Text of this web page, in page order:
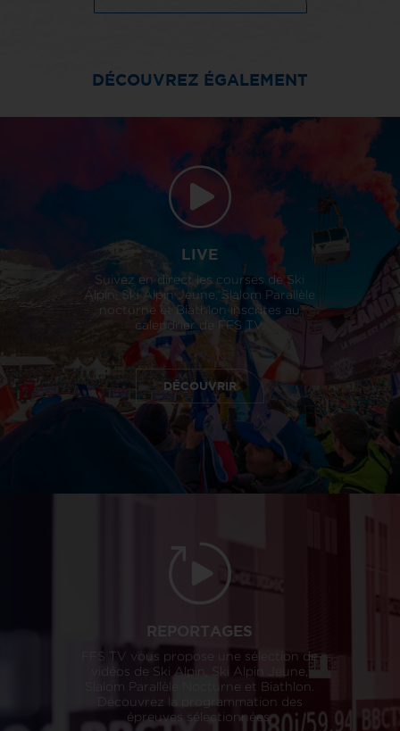
DÉCOUVREZ ÉGALEMENT
LIVE
Suivez en direct les courses de Ski
Alpin, Ski Alpin Jeune, Slalom Parallèle
nocturne et Biathlon inscrites au
calendrier de FFS TV.
DÉCOUVRIR
REPORTAGES
FFS TV vous propose une sélection de
vidéos de Ski Alpin, Ski Alpin Jeune,
Slalom Parallèle Nocturne et Biathlon.
Découvrez la programmation des
épreuves sélectionnées.